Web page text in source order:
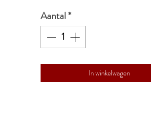
Aantal*
In winkelwagen